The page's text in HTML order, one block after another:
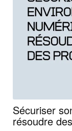
Sécuriser
résoudre